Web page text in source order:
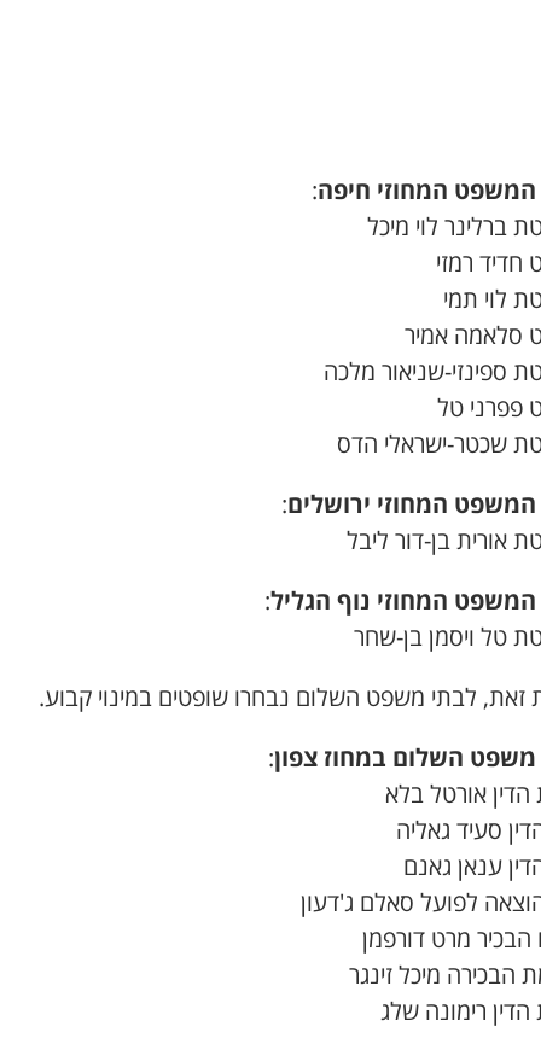
המשפט המחוזי חיפה:
ברלינר לוי מיכל
חדיד רמזי
לוי תמי
סלאמה אמיר
ספינזי-שניאור מלכה
פפרני טל
שכטר-ישראלי הדס
המחוזי ירושלים:
אורית בן-דור ליבל
המחוזי נוף הגליל:
טל ויסמן בן-שחר
זאת, לבתי משפט השלום נבחרו שופטים במינוי קבוע.
משפט השלום במחוז צפון:
הדין אורטל בלא
סעיד גאליה
ענאן גאנם
לפועל סאלם ג'דעון
מרט דורפמן
הבכירה מיכל זינגר
הדין רימונה שלג